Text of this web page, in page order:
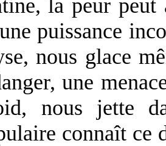
la peur peut
puissance
nous glace
une
nous jette
connaît ce